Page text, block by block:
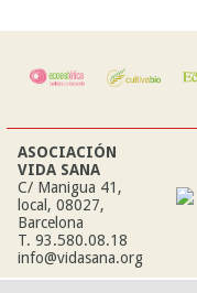
ASOCIACIÓN
VIDA SANA
C/ Manigua 41,
local, 08027,
Barcelona
T. 93.580.08.18
info@vidasana.org